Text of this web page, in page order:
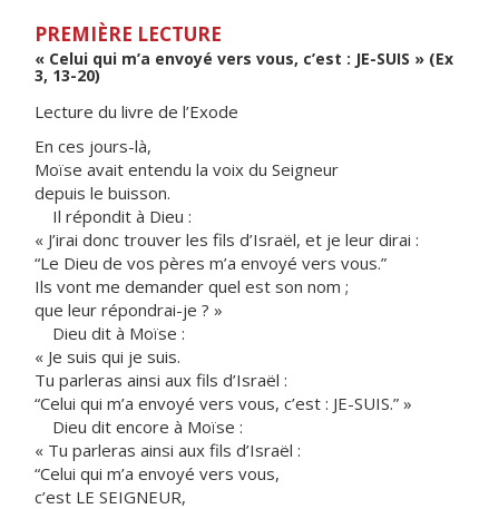
PREMIÈRE LECTURE
« Celui qui m’a envoyé vers vous, c’est : JE-SUIS » (Ex
3, 13-20)
Lecture du livre de l’Exode
En ces jours-là,
Moïse avait entendu la voix du Seigneur
depuis le buisson.
Il répondit à Dieu :
« J’irai donc trouver les fils d’Israël, et je leur dirai :
“Le Dieu de vos pères m’a envoyé vers vous.”
Ils vont me demander quel est son nom ;
que leur répondrai-je ? »
Dieu dit à Moïse :
« Je suis qui je suis.
Tu parleras ainsi aux fils d’Israël :
“Celui qui m’a envoyé vers vous, c’est : JE-SUIS.” »
Dieu dit encore à Moïse :
« Tu parleras ainsi aux fils d’Israël :
“Celui qui m’a envoyé vers vous,
c’est LE SEIGNEUR,